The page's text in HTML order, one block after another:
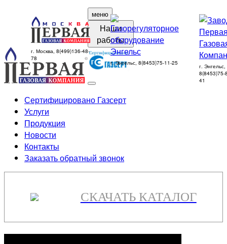
меню
Наши
работы
г. Москва, 8(499)136-48-
78
г. Энгельс, 8(8453)75-11-25
г. Энгельс,
8(8453)75-
41
Сертифицировано Газсерт
Услуги
Продукция
Новости
Контакты
Заказать обратный звонок
СКАЧАТЬ КАТАЛОГ